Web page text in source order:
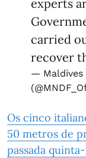
experts
carried
recover
— Maldives
Os cinco
50 metros de
passada